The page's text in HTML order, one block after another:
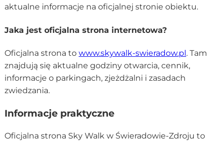
aktualne informacje na oficjalnej stronie obiektu.
Jaka jest oficjalna strona internetowa?
Oficjalna strona to www.skywalk-swieradow.pl. Tam
znajdują się aktualne godziny otwarcia, cennik,
informacje o parkingach, zjeżdżalni i zasadach
zwiedzania.
Informacje praktyczne
Oficjalna strona Sky Walk w Świeradowie-Zdroju to